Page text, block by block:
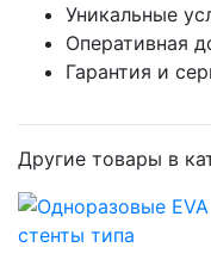
Уникальные
Оперативная
Гарантия и
Другие товары в